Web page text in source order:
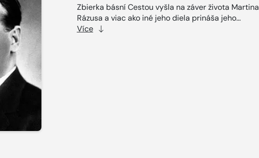
Zbierka básní Cestou vyšla na záver života Martina
Rázusa a viac ako iné jeho diela prináša jeho...
Více